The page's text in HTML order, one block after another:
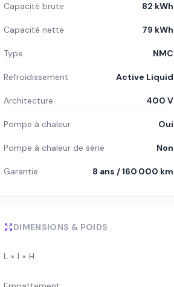
Capacité brute 82 kWh
Capacité nette 79 kWh
Type NMC
Refroidissement Active Liquid
Architecture 400 V
Pompe à chaleur Oui
Pompe à chaleur de série Non
Garantie 8 ans / 160 000 km
DIMENSIONS & POIDS
L × l × H